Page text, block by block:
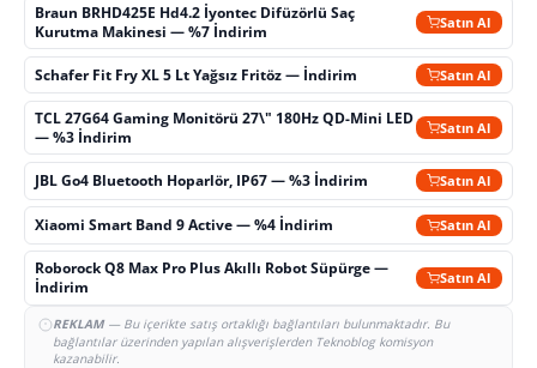
Braun BRHD425E Hd4.2 İyontec Difüzörlü Saç
Kurutma Makinesi — %7 İndirim
Satın Al
Schafer Fit Fry XL 5 Lt Yağsız Fritöz — İndirim Satın Al
TCL 27G64 Gaming Monitörü 27\" 180Hz QD-Mini LED
— %3 İndirim
Satın Al
JBL Go4 Bluetooth Hoparlör, IP67 — %3 İndirim Satın Al
Xiaomi Smart Band 9 Active — %4 İndirim Satın Al
Roborock Q8 Max Pro Plus Akıllı Robot Süpürge —
İndirim
Satın Al
REKLAM— Bu içerikte satış ortaklığı bağlantıları bulunmaktadır. Bu
bağlantılar üzerinden yapılan alışverişlerden Teknoblog komisyon
kazanabilir.